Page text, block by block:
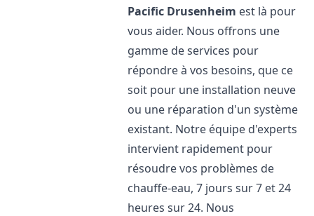
Pacific Drusenheim est là pour
vous aider. Nous offrons une
gamme de services pour
répondre à vos besoins, que ce
soit pour une installation neuve
ou une réparation d'un système
existant. Notre équipe d'experts
intervient rapidement pour
résoudre vos problèmes de
chauffe-eau, 7 jours sur 7 et 24
heures sur 24. Nous